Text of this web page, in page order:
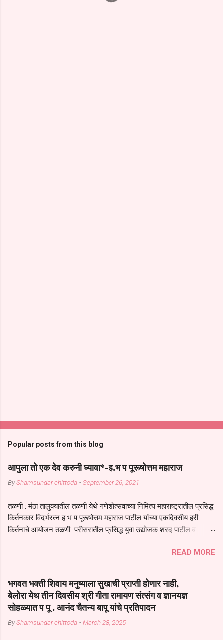
Popular posts from this blog
आपुला तो एक देव करुनी घ्यावा*-ह.भ प पूरूषोत्तम महाराज
ByShamsundar chittoda -September 26, 2021
तळणी : मंठा तालुक्यातील तळणी येथे गणेशोत्सवाच्या निमित्य महाराष्ट्रातील प्रसिद्ध
किर्तनकार विदर्भरत्न ह भ प पूरूषोत्तम महाराज पाटील यांच्या एकदिवसीय हरी
किर्तनाचे आयोजन तळणी परीसरातील प्रसिद्ध युवा उद्योजक शरद पाटील व
तुकाराम महाराज यांच्या *आपुला तो एक देव करुनी घ्यावा* *तेणे विन जिवा सुख
नोहे* *येरती माईक दुःखाची जनीती* *नाही आदी अंती अवसान* या अभंगावर
सुंदर निरूपण केले सध्य स्थितीचा काळ हा मानव जातीच्या परीक्षेचा काळ आहे
धर्ममंडपात बसलेली लोक ही खरच भाग्यवान आहेत कोरोना सारख्या महामारीत आपंण
जिवंत आहोत या महामारीतून जर आपल्याला वाचायचे असेल तर धार्मीक विचाराचा
आधार आपल्याला घ्यावाच लागेल महामारीच्या काळात वारकरी सप्रदायच खूप मोठा
आधार आहे सध्य स्थितीत मानव जातीची मानसीक अवस्था सक्षम असणे गरजेचे आहे
READ MORE
भगवत भक्ती शिवाय मनुष्याला सुखाची प्राप्ती होणार नाही,
बेलोरा येथ तीन दिवसीय श्री गीता रामायण संत्संग व ज्ञानयज्ञ
सोहळ्यात प पू . आनंद चैतन्य बापू यांचे प्रतिपादन
ByShamsundar chittoda -March 28, 2025